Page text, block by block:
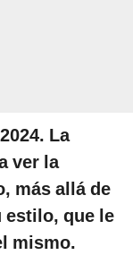
La
ver la
más allá de
estilo, que le
mismo.